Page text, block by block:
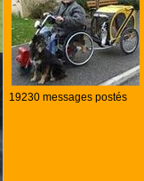
19230 messages postés